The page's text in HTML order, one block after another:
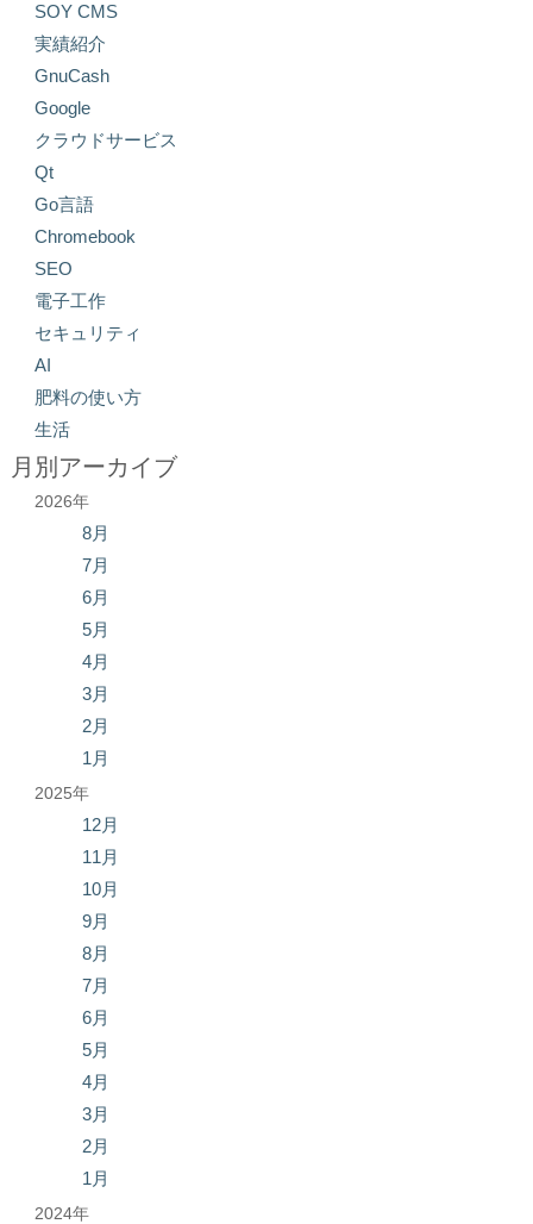
SOY CMS
実績紹介
GnuCash
Google
クラウドサービス
Qt
Go言語
Chromebook
SEO
電子工作
セキュリティ
AI
肥料の使い方
生活
月別アーカイブ
2026年
8月
7月
6月
5月
4月
3月
2月
1月
2025年
12月
11月
10月
9月
8月
7月
6月
5月
4月
3月
2月
1月
2024年